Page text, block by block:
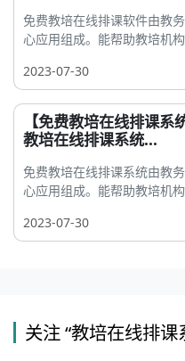
免费教培在线排课软件由教
心应用组成。能帮助教培机
2023-07-30
【免费教培在线排课
教培在线排课系统...
免费教培在线排课系统由教
心应用组成。能帮助教培机
2023-07-30
关注 “教培在线排